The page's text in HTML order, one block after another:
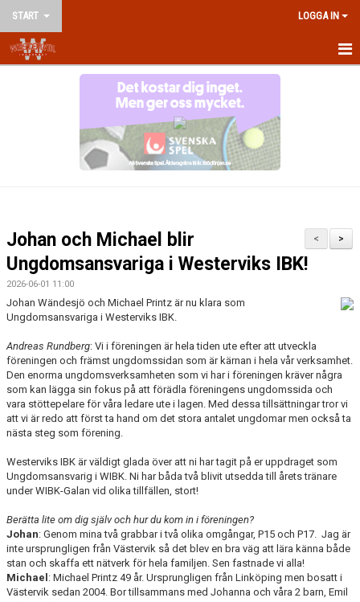
START LOGGA IN
KALENDER
MATCHER
AVGIFTER
TRÄNINGSTIDER
DOKUMENT
INFORMATION
HEDERSMEDLEM
>
<
Johan och Michael blir
Ungdomsansvariga i Westerviks IBK!
2026-06-01 11:00
Johan Wändesjö och Michael Printz är nu klara som
Ungdomsansvariga i Westerviks IBK.
Andreas Rundberg: Vi i föreningen är hela tiden ute efter att utveckla
föreningen och främst ungdomssidan som är kärnan i hela vår verksamhet.
Den enorma ungdomsverksamheten som vi har i föreningen kräver några
som kan lägga sin fokus på att förädla föreningens ungdomssida och
vara stöttepelare för våra ledare ute i lagen. Med dessa tillsättningar tror vi
att vi är redo att först ta hand om det stora antalet ungdomar men också ta
nästa steg som förening.
Westerviks IBK är väldigt glada över att ni har tagit på er uppdraget som
Ungdomsansvarig i WIBK. Ni har båda två blivit utsedda till årets tränare
under WIBK-Galan vid olika tillfällen, stort!
Berätta lite om dig själv och hur du kom in i föreningen?
Johan: Genom mina två grabbar i två olika omgångar, P15 och P17. Jag är
inte ursprungligen från Västervik så det blev en bra väg att lära känna både
stan och skaffa ett nätverk för hela familjen. Sen fastnade vi alla!
Michael : Michael Printz 49 år. Ursprungligen från Linköping men bosatt i
Västervik sedan 2004. Bor tillsammans med Johanna och våra 2 barn, Emil